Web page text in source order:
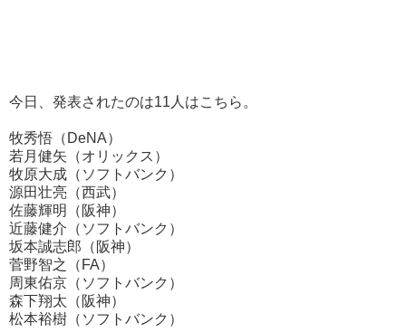
今日、発表されたのは11人はこちら。
牧秀悟（DeNA）
若月健矢（オリックス）
牧原大成（ソフトバンク）
源田壮亮（西武）
佐藤輝明（阪神）
近藤健介（ソフトバンク）
坂本誠志郎（阪神）
菅野智之（FA）
周東佑京（ソフトバンク）
森下翔太（阪神）
松本裕樹（ソフトバンク）